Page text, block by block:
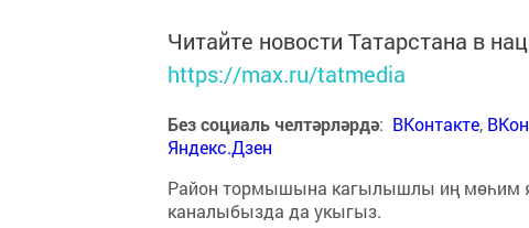
Читайте новости Татарстана в
https://max.ru/tatmedia
Без социаль челтәрләрдә: ВКонтакте,
Яндекс.Дзен
Район тормышына кагылышлы иң мөһим
каналыбызда да укыгыз.